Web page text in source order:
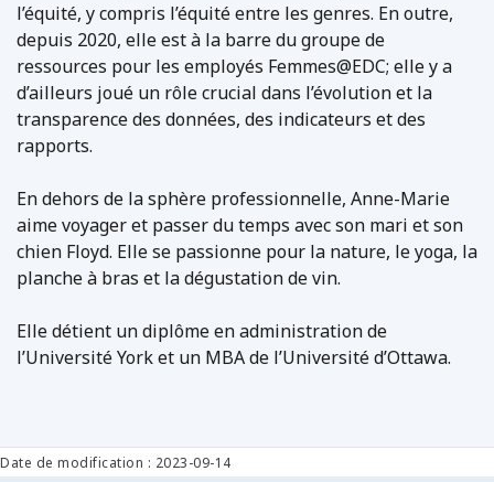
l’équité, y compris l’équité entre les genres. En outre,
depuis 2020, elle est à la barre du groupe de
ressources pour les employés Femmes@EDC; elle y a
d’ailleurs joué un rôle crucial dans l’évolution et la
transparence des données, des indicateurs et des
rapports.
En dehors de la sphère professionnelle, Anne-Marie
aime voyager et passer du temps avec son mari et son
chien Floyd. Elle se passionne pour la nature, le yoga, la
planche à bras et la dégustation de vin.
Elle détient un diplôme en administration de
l’Université York et un MBA de l’Université d’Ottawa.
Date de modification : 2023-09-14